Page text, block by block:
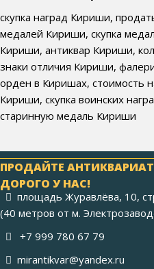
скупка наград Кириши,
медалей Кириши, скупка
Кириши, антиквар Кириши,
знаки отличия Кириши,
орден в Киришах, стоимость
Кириши, скупка воинских
старинную медаль Кириши
ПРОДАЙТЕ АНТИКВАРИАТ
ДОРОГО У НАС!
площадь Журавлёва, 10,
(40 метров от м.
+7 999 780 67 79
mirantikvar@yandex.ru